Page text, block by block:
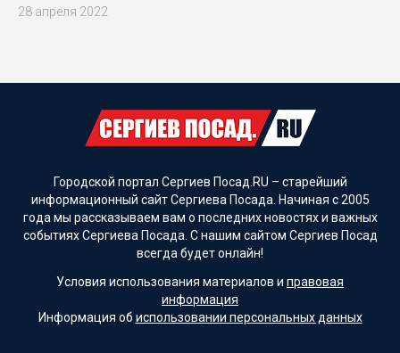
28 апреля 2022
Городской портал Сергиев Посад.RU – старейший
информационный сайт Сергиева Посада. Начиная с 2005
года мы рассказываем вам о последних новостях и важных
событиях Сергиева Посада. С нашим сайтом Сергиев Посад
всегда будет онлайн!
Условия использования материалов и правовая
информация
Информация об использовании персональных данных